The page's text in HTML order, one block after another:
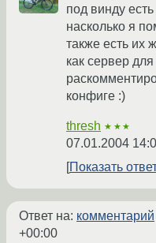
под винду
насколько я
также есть их
как сервер
конфиге :)
thresh ★★★
07.01.2004
Показать
Ответ на: комментарий
+00:00